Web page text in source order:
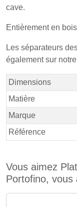
cave.
Entièrement en
Les séparateurs
également sur
Dimensions
Matière
Marque
Référence
Vous aimez
Portofino, vous